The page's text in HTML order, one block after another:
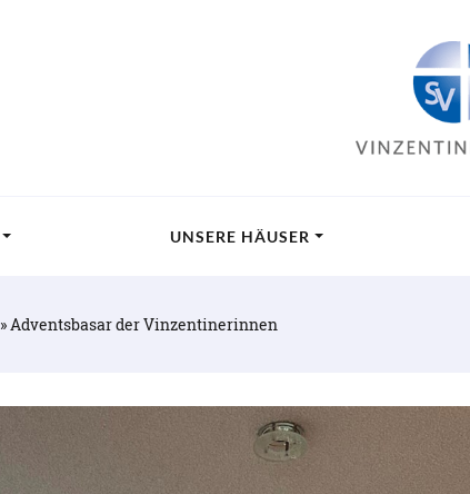
UNSERE HÄUSER
»Adventsbasar der Vinzentinerinnen